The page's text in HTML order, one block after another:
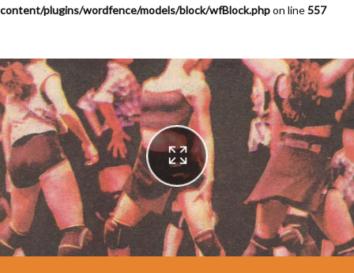
content/plugins/wordfence/models/block/wfBlock.phpon line557
Festival de Dança de Joinville - 13a. Edição - 1995